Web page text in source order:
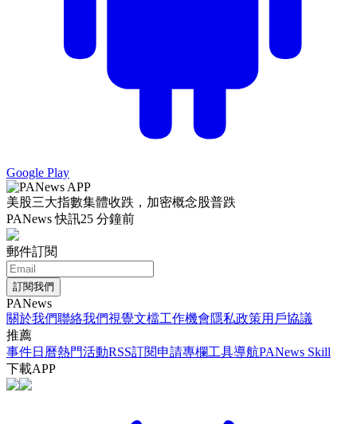
Google Play
美股三大指數集體收跌，加密概念股普跌
PANews 快訊25 分鐘前
郵件訂閱
訂閱我們
PANews
關於我們聯絡我們視覺文檔工作機會隱私政策用戶協議
推薦
事件日曆熱門活動RSS訂閱申請專欄工具導航PANews Skill
下載APP